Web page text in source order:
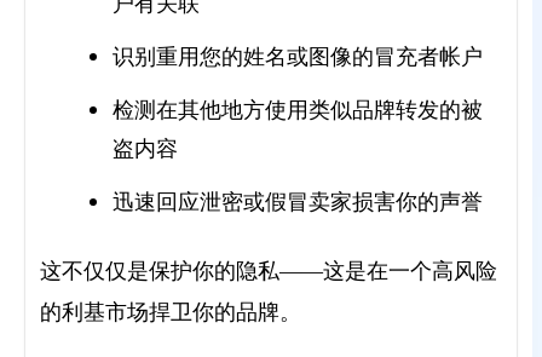
识别重用您的姓名或图像的冒充者帐户
检测在其他地方使用类似品牌转发的被
盗内容
迅速回应泄密或假冒卖家损害你的声誉
这不仅仅是保护你的隐私——这是在一个高风险
的利基市场捍卫你的品牌。